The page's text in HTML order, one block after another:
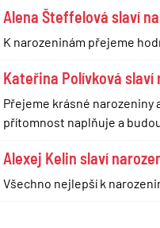
Alena Šteffelová slaví
K narozeninám přejeme
Kateřina Polívková slaví
Přejeme krásné
přítomnost naplňuje a
Alexej Kelin slaví
Všechno nejlepší k